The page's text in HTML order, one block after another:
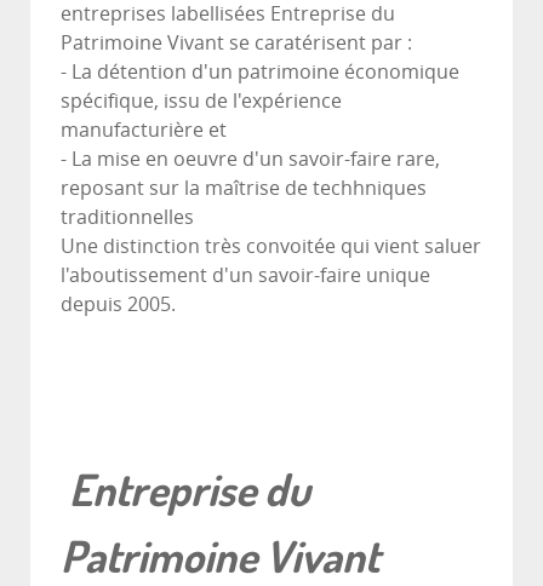
entreprises labellisées Entreprise du
Patrimoine Vivant se caratérisent par :
- La détention d'un patrimoine économique
spécifique, issu de l'expérience
manufacturière et
- La mise en oeuvre d'un savoir-faire rare,
reposant sur la maîtrise de techhniques
traditionnelles
Une distinction très convoitée qui vient saluer
l'aboutissement d'un savoir-faire unique
depuis 2005.
Entreprise du
Patrimoine Vivant